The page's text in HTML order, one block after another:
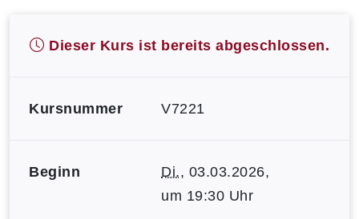
Dieser Kurs ist bereits abgeschlossen.
Kursnummer V7221
Beginn Di., 03.03.2026,
um 19:30 Uhr